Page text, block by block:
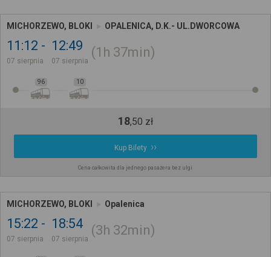
MICHORZEWO, BLOKI OPALENICA, D.K.- UL.DWORCOWA
11:12
07 sierpnia
12:49
07 sierpnia
1h 37min
96 10
18,50 zł
Kup Bilety
Cena całkowita dla jednego pasażera bez ulgi
MICHORZEWO, BLOKI Opalenica
15:22
07 sierpnia
18:54
07 sierpnia
3h 32min